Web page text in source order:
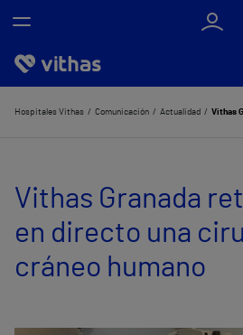
Nosotros
Servicios de salud
Equipo médico y asistencial
Comunicación
Hospitales Vithas Comunicación Actualidad
Vithas Granada
en directo una
cráneo humano